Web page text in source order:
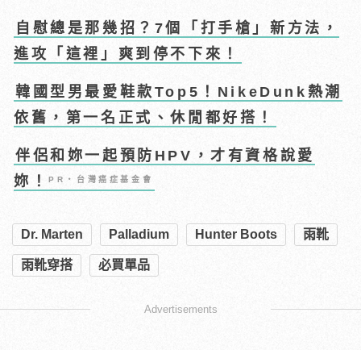
自慰總是那幾招？7個「打手槍」新方法，
進攻「這裡」爽到停不下來！
韓國型男最愛鞋款Top5！NikeDunk熱潮
依舊，第一名正式、休閒都好搭！
伴侶和妳一起預防HPV，才有資格說愛
妳！PR・台灣癌症基金會
Dr. Marten Palladium Hunter Boots 雨靴
雨靴穿搭 必買單品
Advertisements